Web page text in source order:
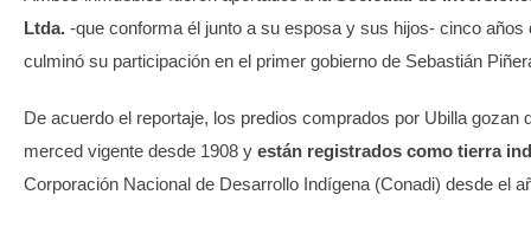
Ltda. -que conforma él junto a su esposa y sus hijos- cinco años
culminó su participación en el primer gobierno de Sebastián
De acuerdo el reportaje, los predios comprados por Ubilla gozan
merced vigente desde 1908 y están registrados como tierra
Corporación Nacional de Desarrollo Indígena (Conadi) desde el